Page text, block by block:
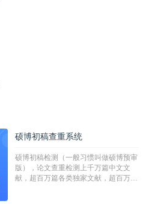
硕博初稿查重系统
硕博初稿检测（一般习惯叫做硕博预审
版），论文查重检测上千万篇中文文
献，超百万篇各类独家文献，超百万港